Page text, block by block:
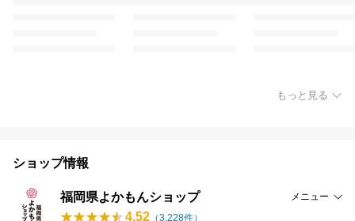
もっと見る
ショップ情報
福岡県よかもんショップ メニュー
4.52 （3,228件）